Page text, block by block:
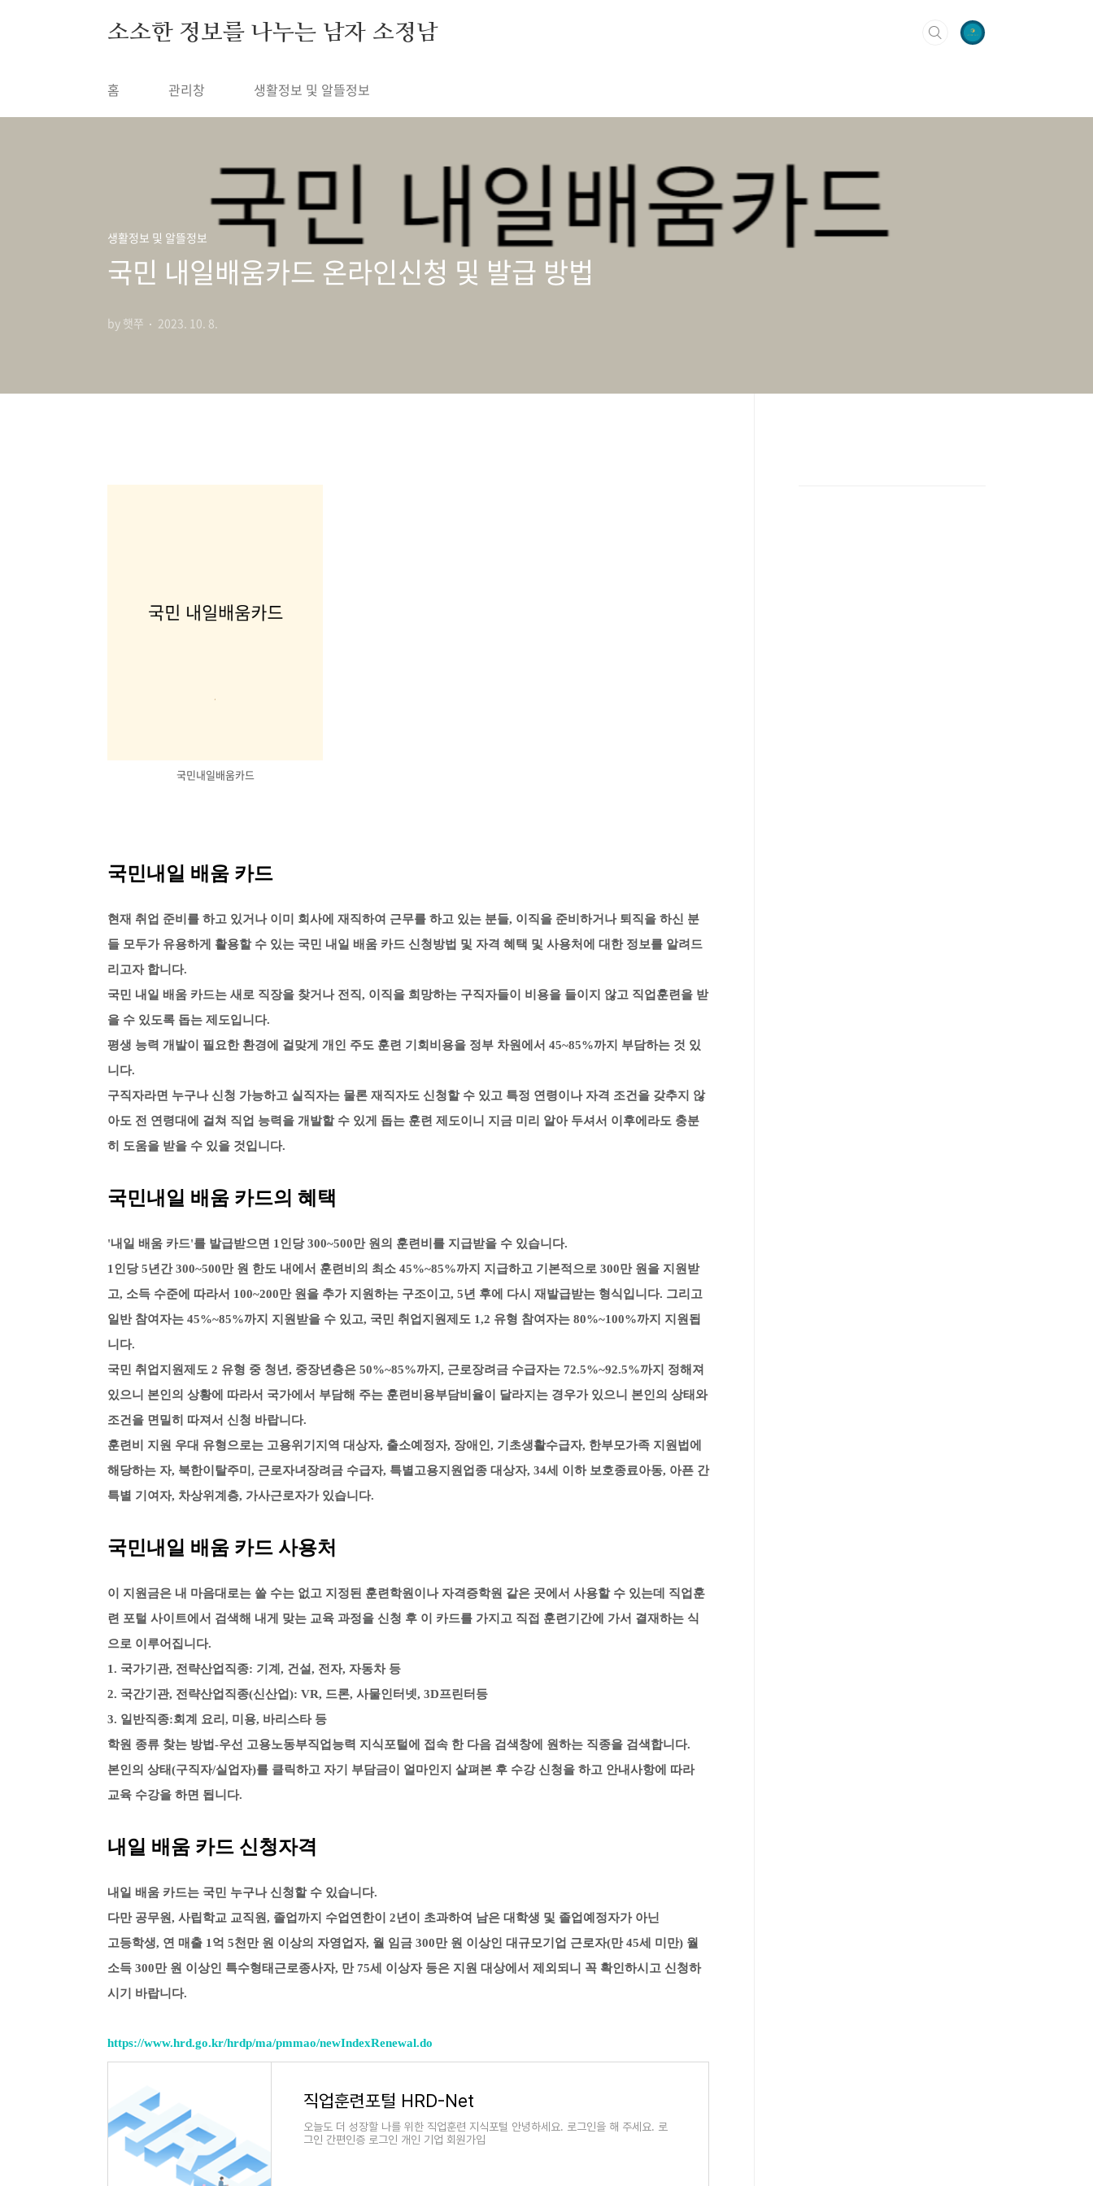
소소한 정보를 나누는 남자 소정남
홈 관리창 생활정보 및 알뜰정보
생활정보 및 알뜰정보
국민 내일배움카드 온라인신청 및 발급 방법
by 햇쭈 2023. 10. 8.
국민내일배움카드
국민내일 배움 카드
현재 취업 준비를 하고 있거나 이미 회사에 재직하여 근무를 하고 있는 분들, 이직을 준비하거나 퇴직을 하신 분
들 모두가 유용하게 활용할 수 있는 국민 내일 배움 카드 신청방법 및 자격 혜택 및 사용처에 대한 정보를 알려드
리고자 합니다.
국민 내일 배움 카드는 새로 직장을 찾거나 전직, 이직을 희망하는 구직자들이 비용을 들이지 않고 직업훈련을 받
을 수 있도록 돕는 제도입니다.
평생 능력 개발이 필요한 환경에 걸맞게 개인 주도 훈련 기회비용을 정부 차원에서 45~85%까지 부담하는 것 있
니다.
구직자라면 누구나 신청 가능하고 실직자는 물론 재직자도 신청할 수 있고 특정 연령이나 자격 조건을 갖추지 않
아도 전 연령대에 걸쳐 직업 능력을 개발할 수 있게 돕는 훈련 제도이니 지금 미리 알아 두셔서 이후에라도 충분
히 도움을 받을 수 있을 것입니다.
국민내일 배움 카드의 혜택
'내일 배움 카드'를 발급받으면 1인당 300~500만 원의 훈련비를 지급받을 수 있습니다.
1인당 5년간 300~500만 원 한도 내에서 훈련비의 최소 45%~85%까지 지급하고 기본적으로 300만 원을 지원받
고, 소득 수준에 따라서 100~200만 원을 추가 지원하는 구조이고, 5년 후에 다시 재발급받는 형식입니다. 그리고
일반 참여자는 45%~85%까지 지원받을 수 있고, 국민 취업지원제도 1,2 유형 참여자는 80%~100%까지 지원됩
니다.
국민 취업지원제도 2 유형 중 청년, 중장년층은 50%~85%까지, 근로장려금 수급자는 72.5%~92.5%까지 정해져
있으니 본인의 상황에 따라서 국가에서 부담해 주는 훈련비용부담비율이 달라지는 경우가 있으니 본인의 상태와
조건을 면밀히 따져서 신청 바랍니다.
훈련비 지원 우대 유형으로는 고용위기지역 대상자, 출소예정자, 장애인, 기초생활수급자, 한부모가족 지원법에
해당하는 자, 북한이탈주미, 근로자녀장려금 수급자, 특별고용지원업종 대상자, 34세 이하 보호종료아동, 아픈 간
특별 기여자, 차상위계층, 가사근로자가 있습니다.
국민내일 배움 카드 사용처
이 지원금은 내 마음대로는 쓸 수는 없고 지정된 훈련학원이나 자격증학원 같은 곳에서 사용할 수 있는데 직업훈
련 포털 사이트에서 검색해 내게 맞는 교육 과정을 신청 후 이 카드를 가지고 직접 훈련기간에 가서 결재하는 식
으로 이루어집니다.
1. 국가기관, 전략산업직종: 기계, 건설, 전자, 자동차 등
2. 국간기관, 전략산업직종(신산업): VR, 드론, 사물인터넷, 3D프린터등
3. 일반직종:회계 요리, 미용, 바리스타 등
학원 종류 찾는 방법-우선 고용노동부직업능력 지식포털에 접속 한 다음 검색창에 원하는 직종을 검색합니다.
본인의 상태(구직자/실업자)를 클릭하고 자기 부담금이 얼마인지 살펴본 후 수강 신청을 하고 안내사항에 따라
교육 수강을 하면 됩니다.
내일 배움 카드 신청자격
내일 배움 카드는 국민 누구나 신청할 수 있습니다.
다만 공무원, 사립학교 교직원, 졸업까지 수업연한이 2년이 초과하여 남은 대학생 및 졸업예정자가 아닌
고등학생, 연 매출 1억 5천만 원 이상의 자영업자, 월 임금 300만 원 이상인 대규모기업 근로자(만 45세 미만) 월
소득 300만 원 이상인 특수형태근로종사자, 만 75세 이상자 등은 지원 대상에서 제외되니 꼭 확인하시고 신청하
시기 바랍니다.
https://www.hrd.go.kr/hrdp/ma/pmmao/newIndexRenewal.do
직업훈련포털 HRD-Net
오늘도 더 성장할 나를 위한 직업훈련 지식포털 안녕하세요. 로그인을 해 주세요. 로
그인 간편인증 로그인 개인 기업 회원가입